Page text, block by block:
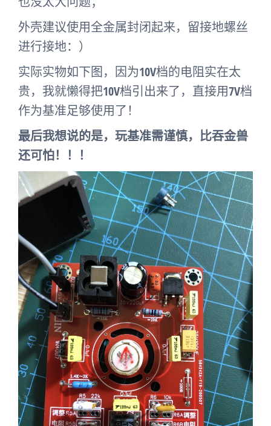
外壳建议使用全金属封闭起来，留接地螺丝
进行接地：）
实际实物如下图，因为10V档的电阻实在太
贵，我就懒得把10V档引出来了，直接用7V档
作为基准足够使用了！
最后我想说的是，玩基准需谨慎，比吞金兽
还可怕！！！